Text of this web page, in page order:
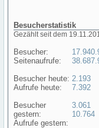
Besucherstatistik
Gezählt seit dem
Besucher:
Seitenaufrufe:
Besucher heute:
Aufrufe heute:
Besucher
gestern:
Aufrufe gestern:
2.193
7.392
3.061
10.764